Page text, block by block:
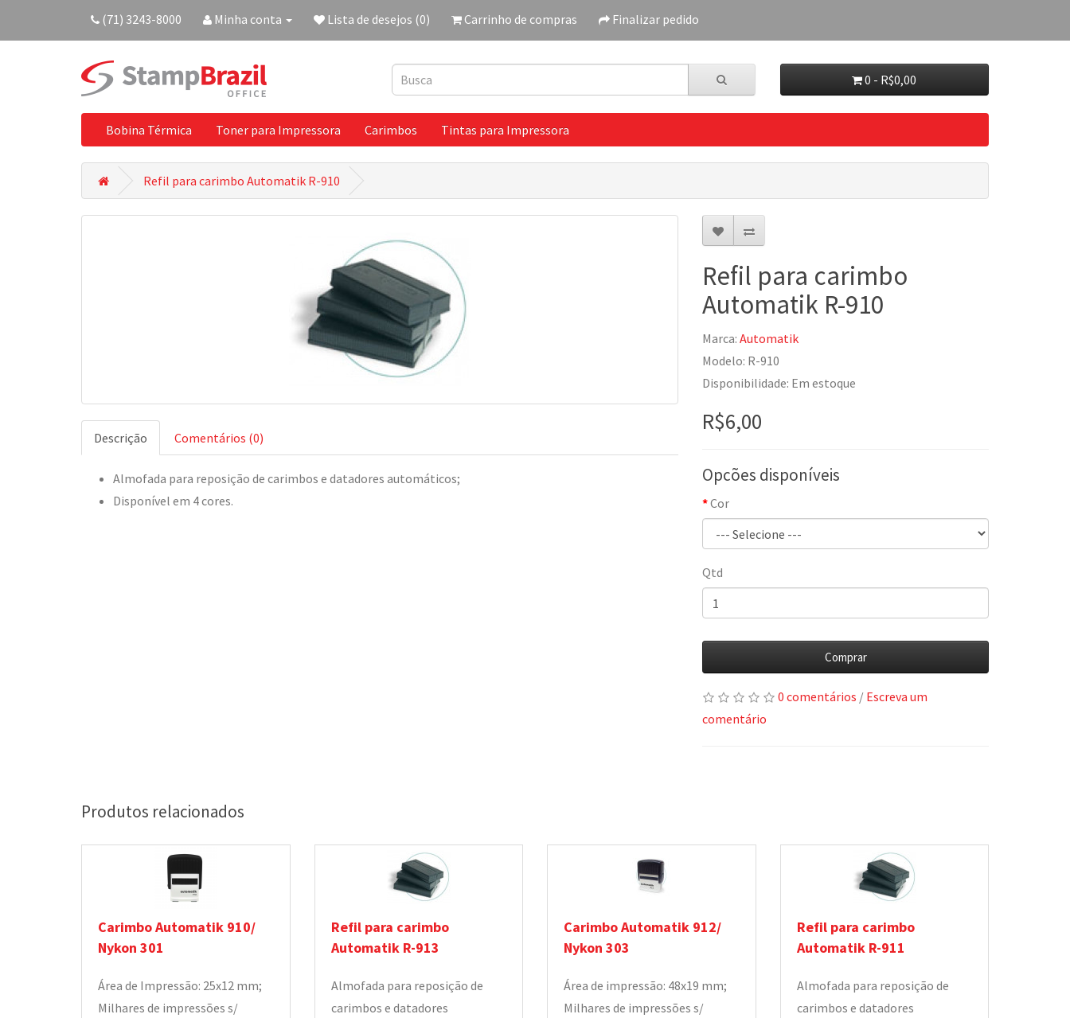
(71) 3243-8000 Minha conta Lista de desejos (0) Carrinho de compras Finalizar pedido
0 - R$0,00
Bobina Térmica Toner para Impressora Carimbos Tintas para Impressora
Refil para carimbo Automatik R-910
Descrição Comentários (0)
Almofada para reposição de carimbos e datadores automáticos;
Disponível em 4 cores.
Refil para carimbo
Automatik R-910
Marca: Automatik
Modelo: R-910
Disponibilidade: Em estoque
R$6,00
Opcões disponíveis
Cor
Qtd
Comprar
0 comentários / Escreva um
comentário
Produtos relacionados
Carimbo Automatik 910/
Nykon 301
Área de Impressão: 25x12 mm;
Milhares de impressões s/
Refil para carimbo
Automatik R-913
Almofada para reposição de
carimbos e datadores
Carimbo Automatik 912/
Nykon 303
Área de impressão: 48x19 mm;
Milhares de impressões s/
Refil para carimbo
Automatik R-911
Almofada para reposição de
carimbos e datadores